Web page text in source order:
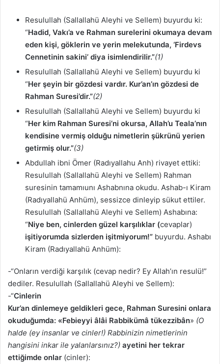
Resulullah (Sallallahü Aleyhi ve Sellem) buyurdu ki:
“Hadid, Vakı’a ve Rahman surelerini okumaya devam
eden kişi, göklerin ve yerin melekutunda, ‘Firdevs
Cennetinin sakini’ diya isimlendirilir.”(1)
Resulullah (Sallallahü Aleyhi ve Sellem) buyurdu ki
“Her şeyin bir gözdesi vardır. Kur’an’ın gözdesi de
Rahman Suresi’dir.”(2)
Resulullah (Sallallahü Aleyhi ve Sellem) buyurdu ki
“Her kim Rahman Suresi’ni okursa, Allah’u Teala’nın
kendisine vermiş olduğu nimetlerin şükrünü yerien
getirmiş olur.”(3)
Abdullah ibni Ömer (Radıyallahu Anh) rivayet ettiki:
Resulullah (Sallallahü Aleyhi ve Sellem) Rahman
suresinin tamamıunı Ashabnına okudu. Ashab-ı Kiram
(Radıyallahü Anhüm), sessizce dinleyip sükut ettiler.
Resulullah (Sallallahü Aleyhi ve Sellem) Ashabına:
“Niye ben, cinlerden güzel karşılıklar (cevaplar)
işitiyorumda sizlerden işitmiyorum!” buyurdu. Ashabı
Kiram (Radıyallahü Anhüm):
-“Onların verdiği karşılık (cevap nedir? Ey Allah’ın resulü!”
dediler. Resulullah (Sallallahü Aleyhi ve Sellem):
-“Cinlerin
Kur’an dinlemeye geldikleri gece, Rahman Suresini onlara
okuduğumda: «Febieyyi âlâi Rabbikümâ tükezzibân» (O
halde (ey insanlar ve cinler!) Rabbinizin nimetlerinin
hangisini inkar ile yalanlarsınız?) ayetini her tekrar
ettiğimde onlar (cinler):